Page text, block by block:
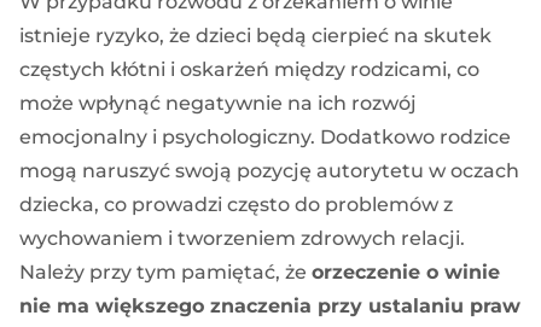
istnieje ryzyko, że dzieci będą cierpieć na skutek
częstych kłótni i oskarżeń między rodzicami, co
może wpłynąć negatywnie na ich rozwój
emocjonalny i psychologiczny. Dodatkowo rodzice
mogą naruszyć swoją pozycję autorytetu w oczach
dziecka, co prowadzi często do problemów z
wychowaniem i tworzeniem zdrowych relacji.
Należy przy tym pamiętać, że orzeczenie o winie
nie ma większego znaczenia przy ustalaniu praw